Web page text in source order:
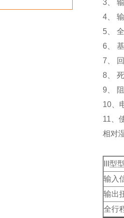
3、
4、
5、
6、
7、
8、
9、
10、
11、
相对
III型
输入
输出
全行